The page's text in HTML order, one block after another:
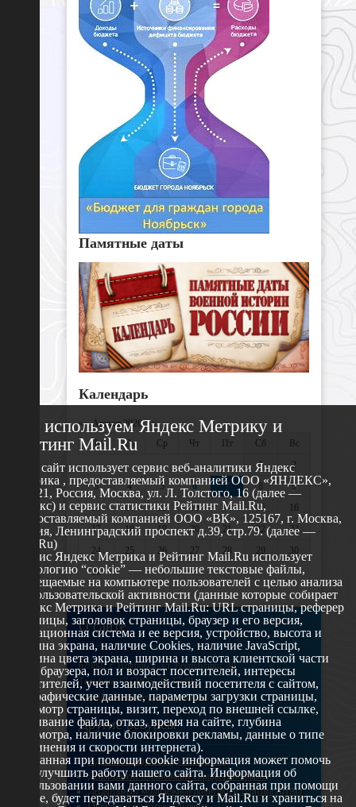
Памятные даты
Календарь
«Август 2026 »
Пн
Вт Ср Чт Пт Сб
Вс
1
2
3
4 5 6 7 8
9
10
11 12 13 14 15
16
17
18 19 20 21 22
23
24
25 26 27 28 29
30
31
О сайте
629802 г. Ноябрьск, ул. Республики, 49
Телефон: +7 (3496) 35-37-49
E-mail: udsm@noyabrsk.yanao.ru
Другие ресурсы
Администрация города Ноябрьска
Департамент образования города Ноябрьска
Департамент молодежной политики и туризма ЯНАО
Мы используем Яндекс Метрику и
Рейтинг Mail.Ru
Этот сайт использует сервис веб-аналитики Яндекс
Метрика , предоставляемый компанией ООО «ЯНДЕКС»,
119021, Россия, Москва, ул. Л. Толстого, 16 (далее —
Яндекс) и сервис статистики Рейтинг Mail.Ru,
предоставляемый компанией ООО «ВК», 125167, г. Москва,
Россия, Ленинградский проспект д.39, стр.79. (далее —
Mail.Ru)
Сервис Яндекс Метрика и Рейтинг Mail.Ru использует
технологию “cookie” — небольшие текстовые файлы,
размещаемые на компьютере пользователей с целью анализа
их пользовательской активности (данные которые собирает
Яндекс Метрика и Рейтинг Mail.Ru: URL страницы, реферер
страницы, заголовок страницы, браузер и его версия,
операционная система и ее версия, устройство, высота и
ширина экрана, наличие Cookies, наличие JavaScript,
глубина цвета экрана, ширина и высота клиентской части
окна браузера, пол и возраст посетителей, интересы
посетителей, учет взаимодействий посетителя с сайтом,
географические данные, параметры загрузки страницы,
просмотр страницы, визит, переход по внешней ссылке,
cкачивание файла, отказ, время на сайте, глубина
просмотра, наличие блокировки рекламы, данные о типе
соединения и скорости интернета).
Собранная при помощи cookie информация может помочь
нам улучшить работу нашего сайта. Информация об
использовании вами данного сайта, собранная при помощи
cookie, будет передаваться Яндексу и Mail.Ru и храниться на